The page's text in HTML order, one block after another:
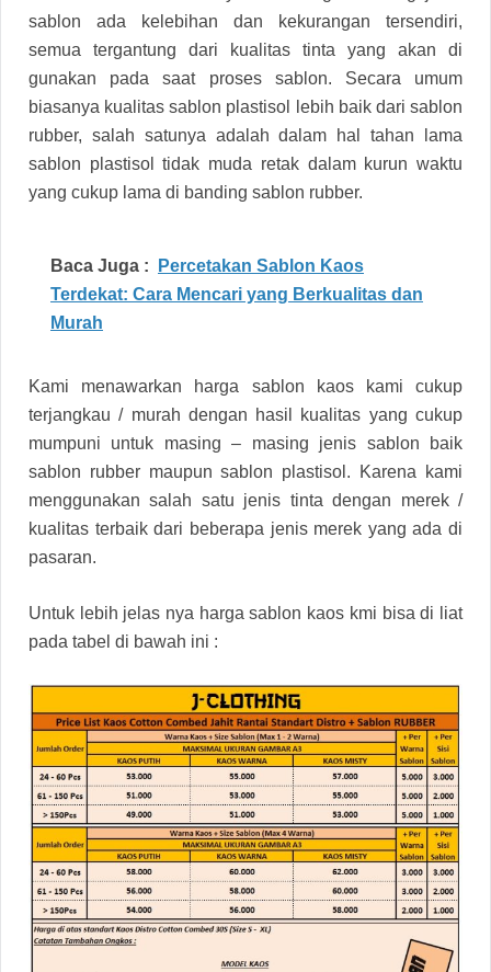
sablon ada kelebihan dan kekurangan tersendiri,
semua tergantung dari kualitas tinta yang akan di
gunakan pada saat proses sablon. Secara umum
biasanya kualitas sablon plastisol lebih baik dari sablon
rubber, salah satunya adalah dalam hal tahan lama
sablon plastisol tidak muda retak dalam kurun waktu
yang cukup lama di banding sablon rubber.
Baca Juga :
Percetakan Sablon Kaos
Terdekat: Cara Mencari yang Berkualitas dan
Murah
Kami menawarkan harga sablon kaos kami cukup
terjangkau / murah dengan hasil kualitas yang cukup
mumpuni untuk masing – masing jenis sablon baik
sablon rubber maupun sablon plastisol. Karena kami
menggunakan salah satu jenis tinta dengan merek /
kualitas terbaik dari beberapa jenis merek yang ada di
pasaran.
Untuk lebih jelas nya harga sablon kaos kmi bisa di liat
pada tabel di bawah ini :